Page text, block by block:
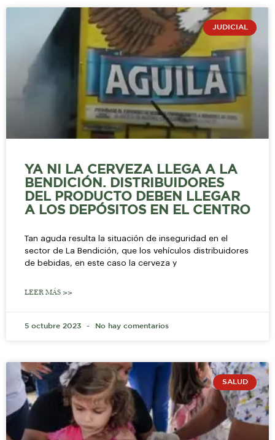
JUDICIAL
YA NI LA CERVEZA LLEGA A LA
BENDICIÓN. DISTRIBUIDORES
DEL PRODUCTO DEBEN LLEGAR
A LOS DEPÓSITOS EN EL CENTRO
Tan aguda resulta la situación de inseguridad en el
sector de La Bendición, que los vehículos distribuidores
de bebidas, en este caso la cerveza y
LEER MÁS >>
5 octubre 2023 No hay comentarios
SALUD